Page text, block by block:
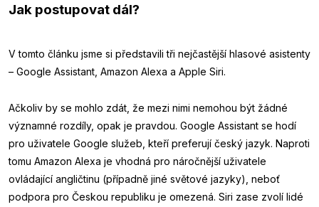
Jak postupovat dál?
V tomto článku jsme si představili tři nejčastější hlasové asistenty
– Google Assistant, Amazon Alexa a Apple Siri.
Ačkoliv by se mohlo zdát, že mezi nimi nemohou být žádné
významné rozdíly, opak je pravdou. Google Assistant se hodí
pro uživatele Google služeb, kteří preferují český jazyk. Naproti
tomu Amazon Alexa je vhodná pro náročnější uživatele
ovládající angličtinu (případně jiné světové jazyky), neboť
podpora pro Českou republiku je omezená. Siri zase zvolí lidé